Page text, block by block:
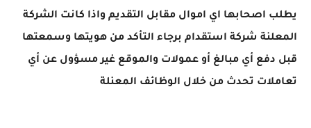
يطلب اصحابها اي اموال مقابل التقديم واذا كانت الشركة
المعلنة شركة استقدام برجاء التأكد من هويتها وسمعتها
قبل دفع أي مبالغ أو عمولات والموقع غير مسؤول عن أي
تعاملات تحدث من خلال الوظائف المعنلة